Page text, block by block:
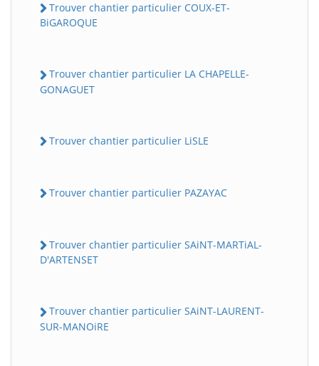
Trouver chantier particulier COUX-ET-
BiGAROQUE
Trouver chantier particulier LA CHAPELLE-
GONAGUET
Trouver chantier particulier LiSLE
Trouver chantier particulier PAZAYAC
Trouver chantier particulier SAiNT-MARTiAL-
D'ARTENSET
Trouver chantier particulier SAiNT-LAURENT-
SUR-MANOiRE